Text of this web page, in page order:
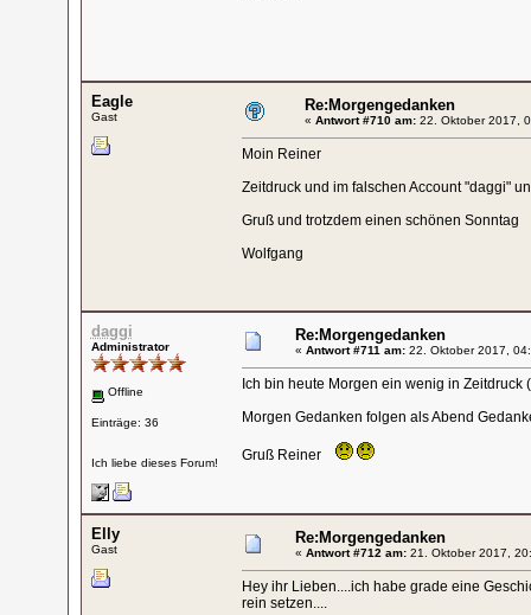
Eagle
Gast
Re:Morgengedanken
« Antwort #710 am:22. Oktober 2017,
Moin Reiner
Zeitdruck und im falschen Account "daggi"
Gruß und trotzdem einen schönen Sonntag
Wolfgang
daggi
Administrator
Offline
Einträge: 36
Ich liebe dieses Forum!
Re:Morgengedanken
« Antwort #711 am:22. Oktober 2017,
Ich bin heute Morgen ein wenig in
Morgen Gedanken folgen als Abend
Gruß Reiner
Elly
Gast
Re:Morgengedanken
« Antwort #712 am:21. Oktober 2017,
Hey ihr Lieben....ich habe grade eine
rein setzen....